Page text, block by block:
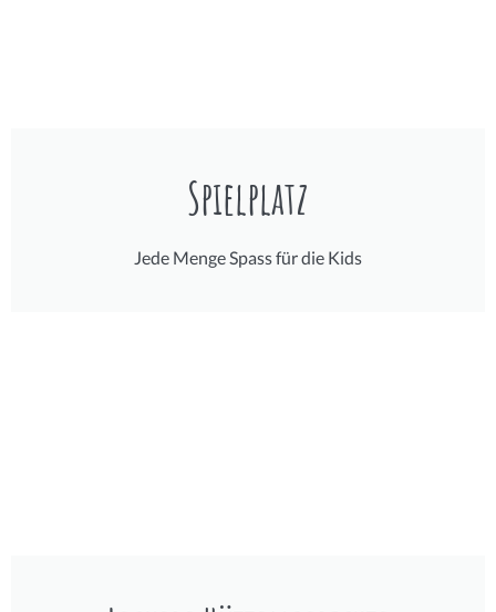
Spielplatz
Jede Menge Spass für die Kids